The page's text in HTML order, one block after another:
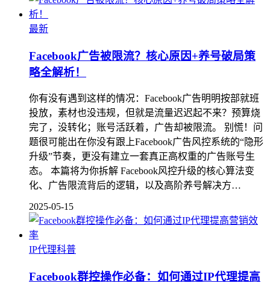
最新
Facebook广告被限流？核心原因+养号破局策
略全解析！
你有没有遇到这样的情况：Facebook广告明明按部就班
投放，素材也没违规，但就是流量迟迟起不来？预算烧
完了，没转化；账号活跃着，广告却被限流。 别慌！问
题很可能出在你没有跟上Facebook广告风控系统的“隐形
升级”节奏，更没有建立一套真正高权重的广告账号生
态。 本篇将为你拆解 Facebook风控升级的核心算法变
化、广告限流背后的逻辑，以及高阶养号解决方…
2025-05-15
IP代理科普
Facebook群控操作必备：如何通过IP代理提高